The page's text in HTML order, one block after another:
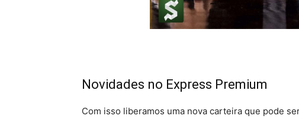
Novidades no Express Premium
Com isso liberamos uma nova carteira que pode